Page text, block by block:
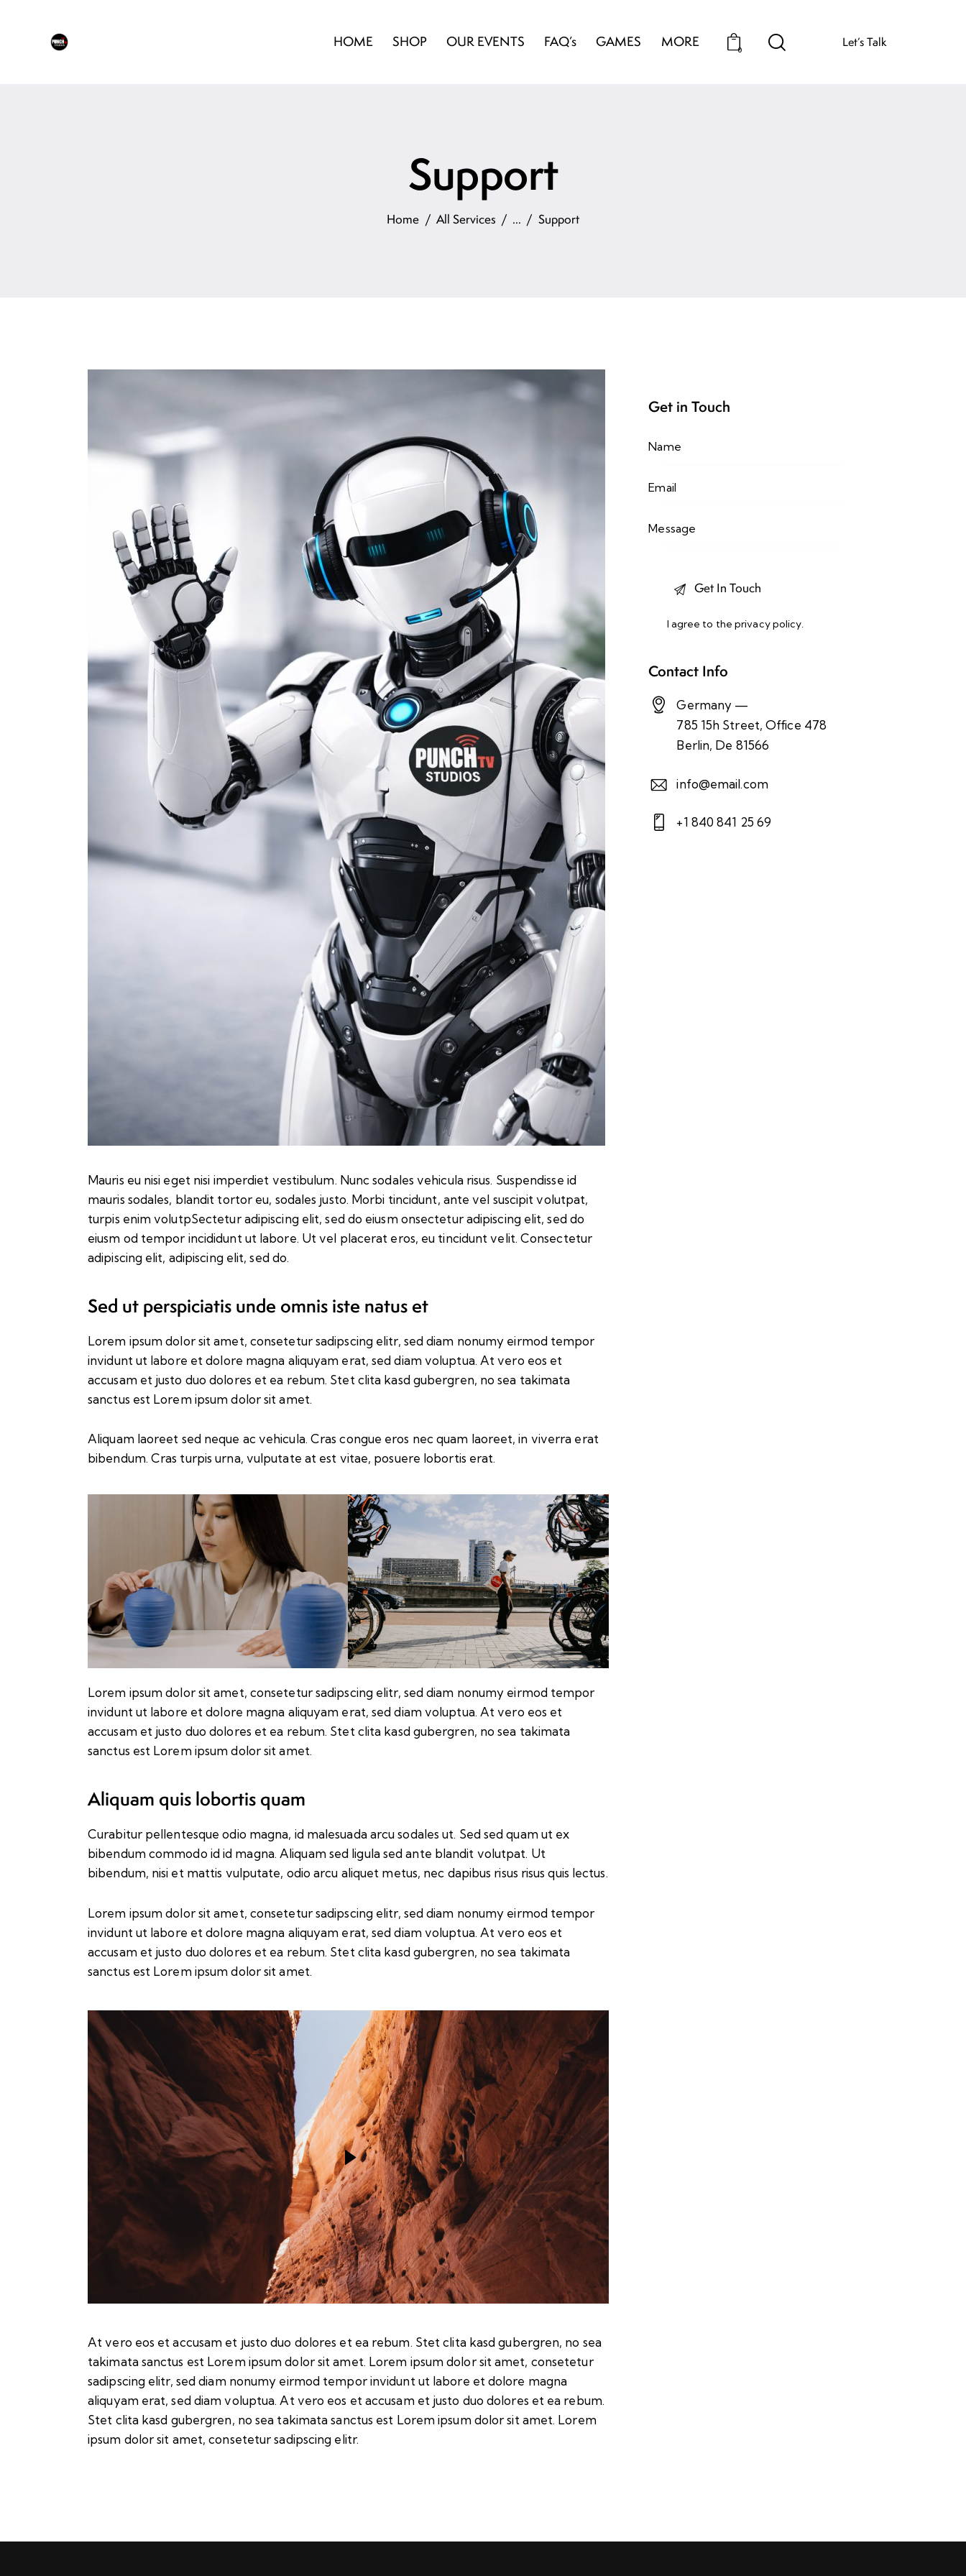
HOME SHOP OUR EVENTS FAQ’s GAMES MORE
0
Let’s Talk
Support
Home All Services ... Support
Mauris eu nisi eget nisi imperdiet vestibulum. Nunc sodales vehicula risus. Suspendisse id
mauris sodales, blandit tortor eu, sodales justo. Morbi tincidunt, ante vel suscipit volutpat,
turpis enim volutpSectetur adipiscing elit, sed do eiusm onsectetur adipiscing elit, sed do
eiusm od tempor incididunt ut labore. Ut vel placerat eros, eu tincidunt velit. Consectetur
adipiscing elit, adipiscing elit, sed do.
Sed ut perspiciatis unde omnis iste natus et
Lorem ipsum dolor sit amet, consetetur sadipscing elitr, sed diam nonumy eirmod tempor
invidunt ut labore et dolore magna aliquyam erat, sed diam voluptua. At vero eos et
accusam et justo duo dolores et ea rebum. Stet clita kasd gubergren, no sea takimata
sanctus est Lorem ipsum dolor sit amet.
Aliquam laoreet sed neque ac vehicula. Cras congue eros nec quam laoreet, in viverra erat
bibendum. Cras turpis urna, vulputate at est vitae, posuere lobortis erat.
Lorem ipsum dolor sit amet, consetetur sadipscing elitr, sed diam nonumy eirmod tempor
invidunt ut labore et dolore magna aliquyam erat, sed diam voluptua. At vero eos et
accusam et justo duo dolores et ea rebum. Stet clita kasd gubergren, no sea takimata
sanctus est Lorem ipsum dolor sit amet.
Aliquam quis lobortis quam
Curabitur pellentesque odio magna, id malesuada arcu sodales ut. Sed sed quam ut ex
bibendum commodo id id magna. Aliquam sed ligula sed ante blandit volutpat. Ut
bibendum, nisi et mattis vulputate, odio arcu aliquet metus, nec dapibus risus risus quis lectus.
Lorem ipsum dolor sit amet, consetetur sadipscing elitr, sed diam nonumy eirmod tempor
invidunt ut labore et dolore magna aliquyam erat, sed diam voluptua. At vero eos et
accusam et justo duo dolores et ea rebum. Stet clita kasd gubergren, no sea takimata
sanctus est Lorem ipsum dolor sit amet.
At vero eos et accusam et justo duo dolores et ea rebum. Stet clita kasd gubergren, no sea
takimata sanctus est Lorem ipsum dolor sit amet. Lorem ipsum dolor sit amet, consetetur
sadipscing elitr, sed diam nonumy eirmod tempor invidunt ut labore et dolore magna
aliquyam erat, sed diam voluptua. At vero eos et accusam et justo duo dolores et ea rebum.
Stet clita kasd gubergren, no sea takimata sanctus est Lorem ipsum dolor sit amet. Lorem
ipsum dolor sit amet, consetetur sadipscing elitr.
Get in Touch
I agree to theprivacy policy.
Contact Info
Germany —
785 15h Street, Office 478
Berlin, De 81566
info@email.com
+1 840 841 25 69